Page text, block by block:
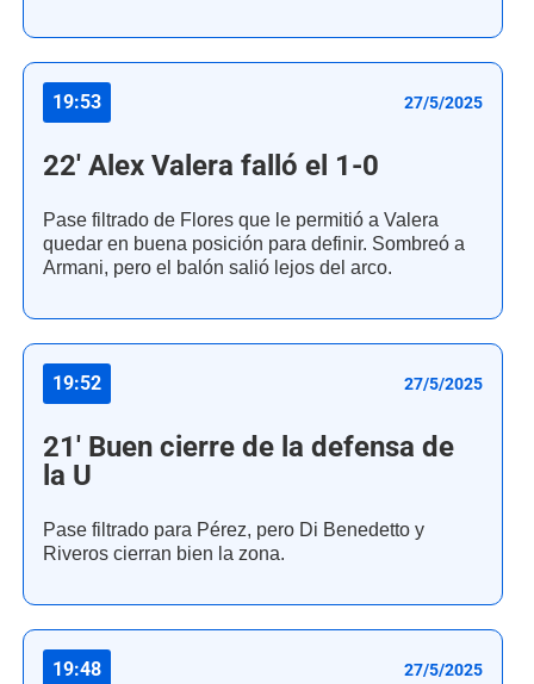
19:53 27/5/2025
22' Alex Valera falló el 1-0
Pase filtrado de Flores que le permitió a Valera
quedar en buena posición para definir. Sombreó a
Armani, pero el balón salió lejos del arco.
19:52 27/5/2025
21' Buen cierre de la defensa de
la U
Pase filtrado para Pérez, pero Di Benedetto y
Riveros cierran bien la zona.
19:48 27/5/2025